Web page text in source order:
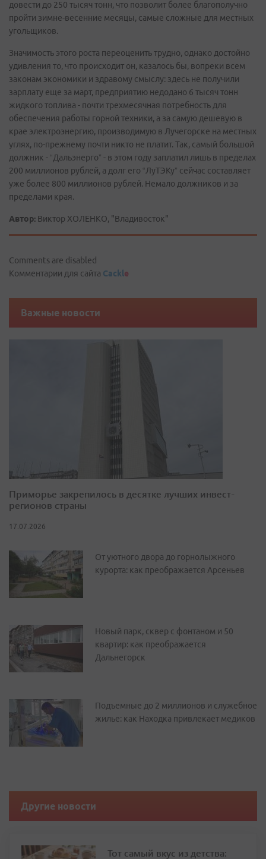
довести до 250 тысяч тонн, что позволит более благополучно
пройти зимне-весенние месяцы, самые сложные для местных
угольщиков.
Значимость этого роста переоценить трудно, однако достойно
удивления то, что происходит он, казалось бы, вопреки всем
законам экономики и здравому смыслу: здесь не получили
зарплату еще за март, предприятию недодано 6 тысяч тонн
жидкого топлива - почти трехмесячная потребность для
обеспечения работы горной техники, а за самую дешевую в
крае электроэнергию, производимую в Лучегорске на местных
углях, по-прежнему почти никто не платит. Так, самый большой
должник - “Дальэнерго” - в этом году заплатил лишь в пределах
200 миллионов рублей, а долг его “ЛуТЭКу” сейчас составляет
уже более 800 миллионов рублей. Немало должников и за
пределами края.
Автор: Виктор ХОЛЕНКО, "Владивосток"
Comments are disabled
Комментарии для сайта Cackle
Важные новости
Приморье закрепилось в десятке лучших инвест-
регионов страны
17.07.2026
От уютного двора до горнолыжного
курорта: как преображается Арсеньев
Новый парк, сквер с фонтаном и 50
квартир: как преображается
Дальнегорск
Подъемные до 2 миллионов и служебное
жилье: как Находка привлекает медиков
Другие новости
Тот самый вкус из детства: